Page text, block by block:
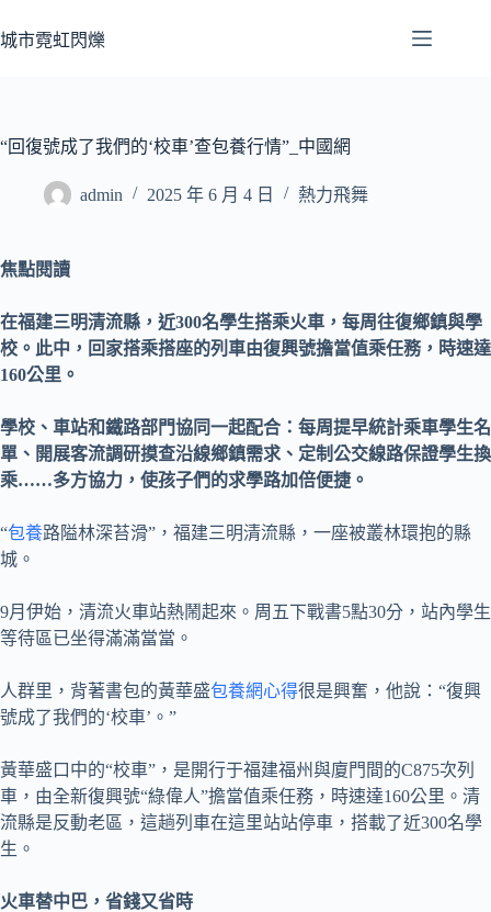
至
容
城市霓虹閃爍
“回復號成了我們的‘校車’查包養行情”_中國網
admin 2025 年 6 月 4 日 熱力飛舞
焦點閱讀
在福建三明清流縣，近300名學生搭乘火車，每周往復鄉鎮與學
校。此中，回家搭乘搭座的列車由復興號擔當值乘任務，時速達
160公里。
學校、車站和鐵路部門協同一起配合：每周提早統計乘車學生名
單、開展客流調研摸查沿線鄉鎮需求、定制公交線路保證學生換
乘……多方協力，使孩子們的求學路加倍便捷。
“包養路隘林深苔滑”，福建三明清流縣，一座被叢林環抱的縣
城。
9月伊始，清流火車站熱鬧起來。周五下戰書5點30分，站內學生
等待區已坐得滿滿當當。
人群里，背著書包的黃華盛包養網心得很是興奮，他說：“復興
號成了我們的‘校車’。”
黃華盛口中的“校車”，是開行于福建福州與廈門間的C875次列
車，由全新復興號“綠偉人”擔當值乘任務，時速達160公里。清
流縣是反動老區，這趟列車在這里站站停車，搭載了近300名學
生。
火車替中巴，省錢又省時